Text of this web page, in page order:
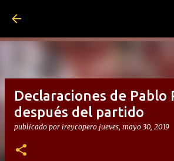
Declaraciones de Pablo
después del partido
publicado por ireycopero jueves, mayo 30, 2019